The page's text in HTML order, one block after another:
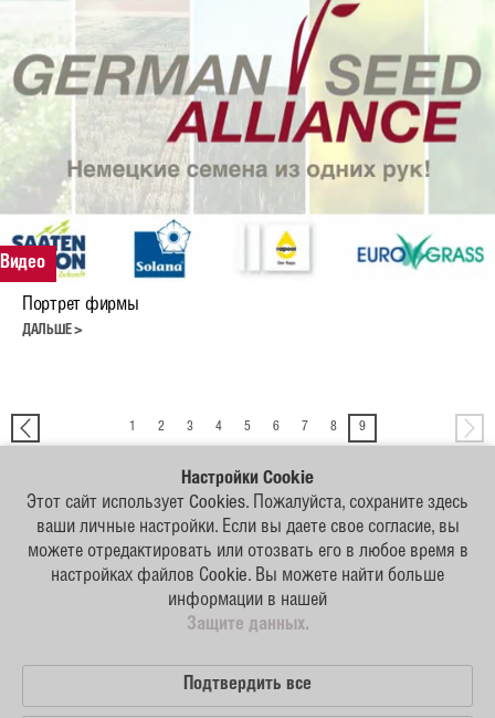
Настройки Cookie
Этот сайт использует Cookies. Пожалуйста, сохраните здесь
ваши личные настройки. Если вы даете свое согласие, вы
можете отредактировать или отозвать его в любое время в
настройках файлов Сookie. Вы можете найти больше
информации в нашей
Защите данных.
Подтвердить все
Видео
Портрет фирмы
ДАЛЬШЕ >
2 3 4 5 6 7 8 9
Наши
партнеры
Форма обратной связи
Региональные представители
ГСА Агро
ГСА Семена
Исходные данные
Deutsch